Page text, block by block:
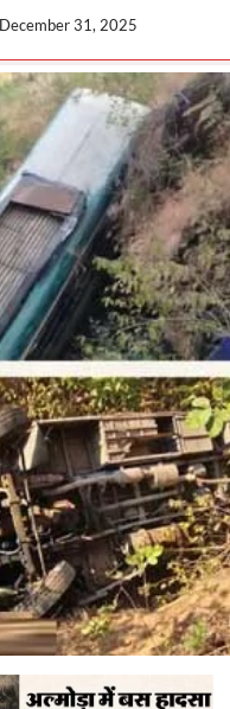
December 31, 2025